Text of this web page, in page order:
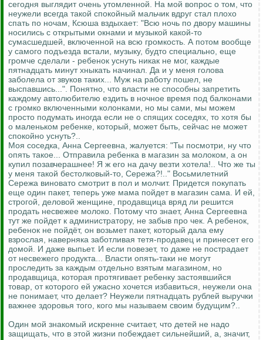
сегодня выглядит очень утомленной. На мой вопрос о том, что
неужели всегда такой спокойный мальчик вдруг стал плохо
спать по ночам, Ксюша вздыхает: "Всю ночь по двору машины
носились с открытыми окнами и музыкой какой-то
сумасшедшей, включенной на всю громкость. А потом вообще
у самого подъезда встали, музыку, будто специально, еще
громче сделали - ребенок уснуть никак не мог, каждые
пятнадцать минут хныкать начинал. Да и у меня голова
заболела от звуков таких... Муж на работу пошел, не
выспавшись...". Понятно, что власти не способны запретить
каждому автолюбителю ездить в ночное время под балконами
с громко включенными колонками, но мы сами, мы можем
просто подумать иногда если не о спящих соседях, то хотя бы
о маленьком ребенке, который, может быть, сейчас не может
спокойно уснуть?..
Моя соседка, Анна Сергеевна, жалуется: "Ты посмотри, ну что
опять такое... Отправила ребенка в магазин за молоком, а он
купил позавчерашнее! Я ж его на дачу везти хотела!.. Что же ты
у меня такой бестолковый-то, Сережа?!.." Восьмилетний
Сережа виновато смотрит в пол и молчит. Придется покупать
еще один пакет, теперь уже мама пойдет в магазин сама. И ей,
строгой, деловой женщине, продавщица вряд ли решится
продать несвежее молоко. Потому что знает, Анна Сергеевна
тут же пойдет к администратору, не забыв про чек. А ребенок,
ребенок не пойдёт, он возьмет пакет, который дала ему
взрослая, наверняка заботливая тетя-продавец и принесет его
домой. И даже выпьет. И если повезет, то даже не пострадает
от несвежего продукта... Власти опять-таки не могут
проследить за каждым отдельно взятым магазином, но
продавщица, которая протягивает ребенку застоявшийся
товар, от которого ей ужасно хочется избавиться, неужели она
не понимает, что делает? Неужели пятнадцать рублей выручки
важнее здоровья того, кого мы называем своим будущим?..
Один мой знакомый искренне считает, что детей не надо
защищать, что в этой жизни побеждает сильнейший, а, значит,